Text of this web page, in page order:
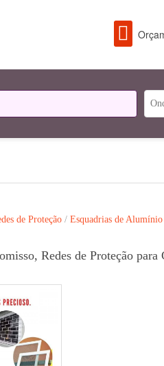
de Proteção / Esquadrias de Alumínio
Redes de Proteção